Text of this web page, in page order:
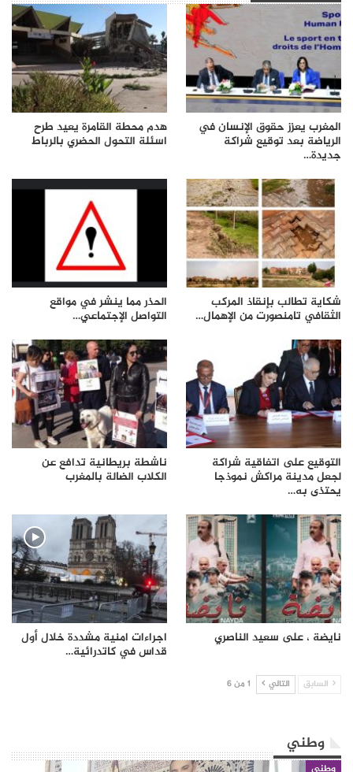
المغرب يعزز حقوق الإنسان في
الرياضة بعد توقيع شراكة
جديدة…
هدم محطة القامرة يعيد طرح
اسئلة التحول الحضري بالرباط
شكاية تطالب بإنقاذ المركب
الثقافي تامنصورت من الإهمال…
الحذر مما ينشر في مواقع
التواصل الإجتماعي…
التوقيع على اتفاقية شراكة
لجعل مدينة مراكش نموذجا
يحتذى به…
ناشطة بريطانية تدافع عن
الكلاب الضالة بالمغرب
نايضة ، على سعيد الناصري اجراءات امنية مشددة خلال أول
قداس في كاتدرائية…
السابق التالي 1 من 6
وطني